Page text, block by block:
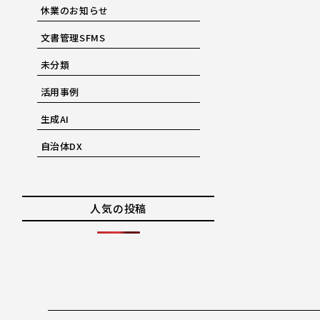
休業のお知らせ
文書管理SFMS
未分類
活用事例
生成AI
自治体DX
人気の投稿